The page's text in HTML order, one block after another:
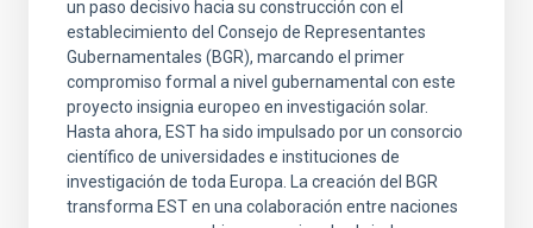
un paso decisivo hacia su construcción con el
establecimiento del Consejo de Representantes
Gubernamentales (BGR), marcando el primer
compromiso formal a nivel gubernamental con este
proyecto insignia europeo en investigación solar.
Hasta ahora, EST ha sido impulsado por un consorcio
científico de universidades e instituciones de
investigación de toda Europa. La creación del BGR
transforma EST en una colaboración entre naciones